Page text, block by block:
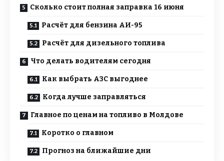
Сколько стоит полная заправка 16 июня
Расчёт для бензина АИ-95
Расчёт для дизельного топлива
Что делать водителям сегодня
Как выбрать АЗС выгоднее
Когда лучше заправляться
Главное по ценам на топливо в Молдове
Коротко о главном
Прогноз на ближайшие дни